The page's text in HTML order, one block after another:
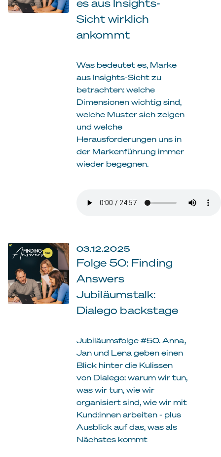
es aus Insights-
Sicht wirklich
ankommt
Was bedeutet es, Marke
aus Insights-Sicht zu
betrachten: welche
Dimensionen wichtig sind,
welche Muster sich zeigen
und welche
Herausforderungen uns in
der Markenführung immer
wieder begegnen.
03.12.2025
Folge 50: Finding
Answers
Jubiläumstalk:
Dialego backstage
Jubiläumsfolge #50. Anna,
Jan und Lena geben einen
Blick hinter die Kulissen
von Dialego: warum wir tun,
was wir tun, wie wir
organisiert sind, wie wir mit
Kund:innen arbeiten - plus
Ausblick auf das, was als
Nächstes kommt